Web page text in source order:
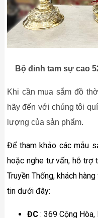
Bộ đỉnh tam sự cao
Khi cần mua sắm đồ
hãy đến với chúng tôi
lượng của sản phẩm.
Để tham khảo các mẫu
hoặc nghe tư vấn, hỗ trợ
Truyền Thống, khách
tin dưới đây:
ĐC : 369 Cộng Hòa,